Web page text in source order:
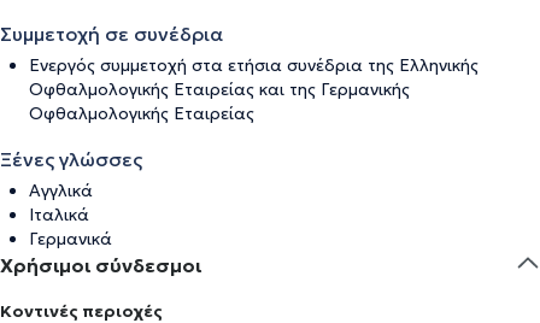
Συμμετοχή σε συνέδρια
Ενεργός συμμετοχή στα ετήσια συνέδρια της Ελληνικής
Οφθαλμολογικής Εταιρείας και της Γερμανικής
Οφθαλμολογικής Εταιρείας
Ξένες γλώσσες
Αγγλικά
Ιταλικά
Γερμανικά
Χρήσιμοι σύνδεσμοι
Κοντινές περιοχές